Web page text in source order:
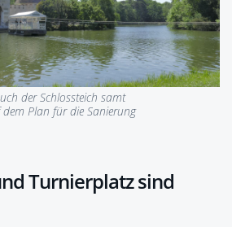
der Schlossteich samt
Plan für die Sanierung
Turnierplatz sind